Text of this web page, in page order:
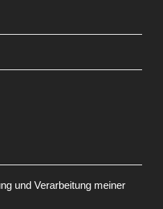
und Verarbeitung meiner